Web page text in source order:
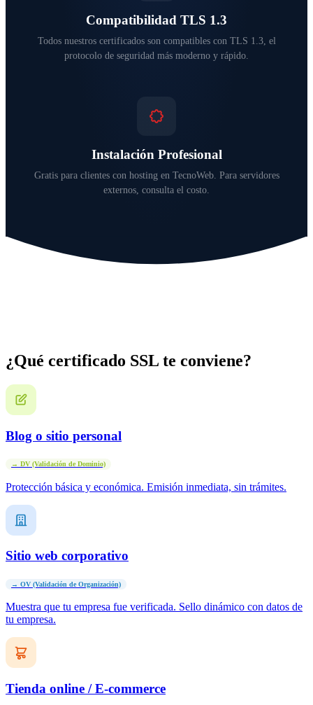
Compatibilidad TLS 1.3
Todos nuestros certificados son compatibles con TLS 1.3, el
protocolo de seguridad más moderno y rápido.
Instalación Profesional
Gratis para clientes con hosting en TecnoWeb. Para servidores
externos, consulta el costo.
¿Qué certificado SSL te conviene?
Blog o sitio personal
→ DV (Validación de Dominio)
Protección básica y económica. Emisión inmediata, sin trámites.
Sitio web corporativo
→ OV (Validación de Organización)
Muestra que tu empresa fue verificada. Sello dinámico con datos de
tu empresa.
Tienda online / E-commerce